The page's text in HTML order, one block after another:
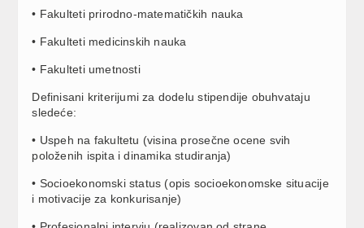
• Fakulteti prirodno-matematičkih nauka
• Fakulteti medicinskih nauka
• Fakulteti umetnosti
Definisani kriterijumi za dodelu stipendije obuhvataju
sledeće:
• Uspeh na fakultetu (visina prosečne ocene svih
položenih ispita i dinamika studiranja)
• Socioekonomski status (opis socioekonomske situacije
i motivacije za konkurisanje)